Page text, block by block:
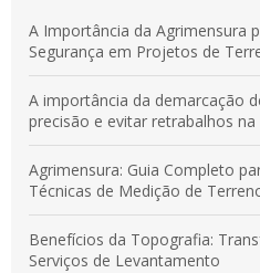
Serviços de Agrimensura:
Segurança em Projetos
Demarcação de Obras: Guia
Eficiência e Segurança do Seu
A Importância da Agrimensura
Segurança em Projetos de
A importância da demarcação
precisão e evitar retrabalhos
Agrimensura: Guia Completo
Técnicas de Medição de
Benefícios da Topografia:
Serviços de Levantamento